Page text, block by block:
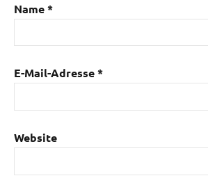
Name*
E-Mail-Adresse*
Website